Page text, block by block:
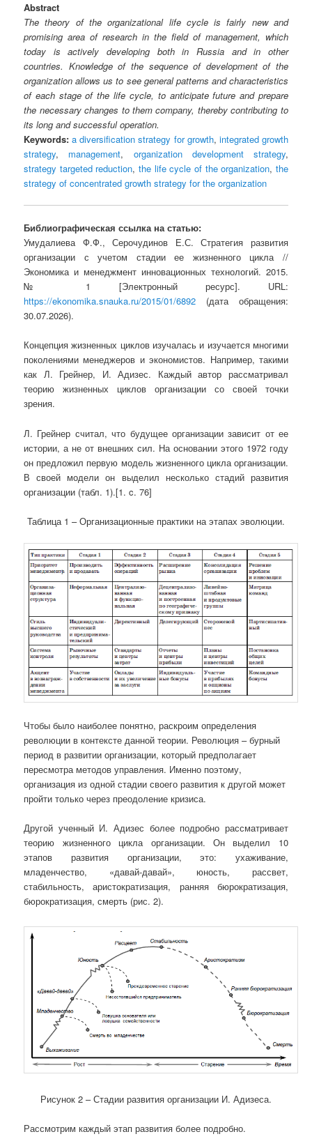
Abstract
The theory of the organizational life cycle is fairly new and
promising area of research in the field of management, which
today is actively developing both in Russia and in other
countries. Knowledge of the sequence of development of the
organization allows us to see general patterns and characteristics
of each stage of the life cycle, to anticipate future and prepare
the necessary changes to them company, thereby contributing to
its long and successful operation.
Keywords: a diversification strategy for growth, integrated growth
strategy, management, organization development strategy,
strategy targeted reduction,the life cycle of the organization, the
strategy of concentrated growth strategy for the organization
Библиографическая ссылка на статью:
Умудалиева Ф.Ф., Серочудинов Е.С. Стратегия развития
организации с учетом стадии ее жизненного цикла //
Экономика и менеджмент инновационных технологий. 2015.
№ 1 [Электронный ресурс]. URL:
https://ekonomika.snauka.ru/2015/01/6892 (дата обращения:
30.07.2026).
Концепция жизненных циклов изучалась и изучается многими
поколениями менеджеров и экономистов. Например, такими
как Л. Грейнер, И. Адизес. Каждый автор рассматривал
теорию жизненных циклов организации со своей точки
зрения.
Л. Грейнер считал, что будущее организации зависит от ее
истории, а не от внешних сил. На основании этого 1972 году
он предложил первую модель жизненного цикла организации.
В своей модели он выделил несколько стадий развития
организации (табл. 1).[1. c. 76]
Таблица 1 – Организационные практики на этапах эволюции.
Чтобы было наиболее понятно, раскроим определения
революции в контексте данной теории. Революция – бурный
период в развитии организации, который предполагает
пересмотра методов управления. Именно поэтому,
организация из одной стадии своего развития к другой может
пройти только через преодоление кризиса.
Другой ученный И. Адизес более подробно рассматривает
теорию жизненного цикла организации. Он выделил 10
этапов развития организации, это: ухаживание,
младенчество, «давай-давай», юность, рассвет,
стабильность, аристократизация, ранняя бюрократизация,
бюрократизация, смерть (рис. 2).
Рисунок 2 – Стадии развития организации И. Адизеса.
Рассмотрим каждый этап развития более подробно.